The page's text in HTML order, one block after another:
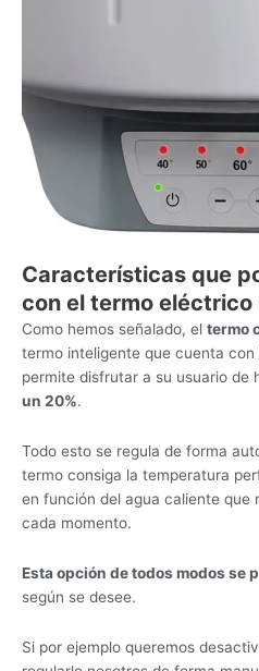
Características que
con el termo eléctrico
Como hemos señalado, el termo
termo inteligente que cuenta con
permite disfrutar a su usuario de
un 20%.
Todo esto se regula de forma
termo consiga la temperatura
en función del agua caliente que
cada momento.
Esta opción de todos modos se
según se desee.
Si por ejemplo queremos